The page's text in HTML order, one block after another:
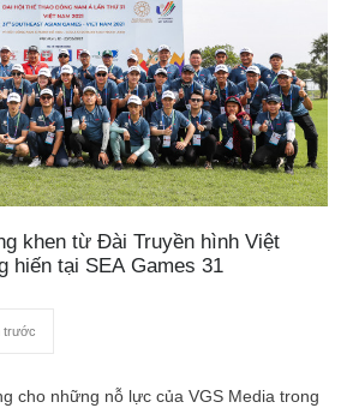
khen từ Đài Truyền hình Việt
hiến tại SEA Games 31
trước
cho những nỗ lực của VGS Media trong